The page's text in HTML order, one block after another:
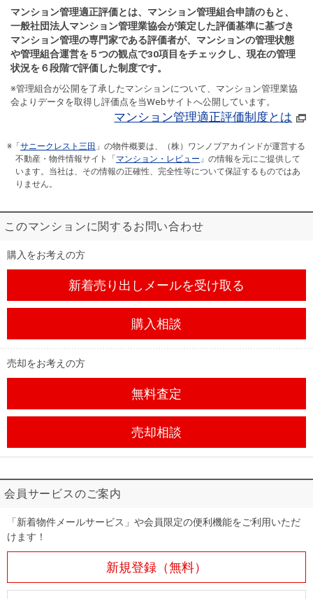
マンション管理適正評価とは、マンション管理組合申請のもと、
一般社団法人マンション管理業協会が策定した評価基準に基づき
マンション管理の専門家である評価者が、マンションの管理状態
や管理組合運営を５つの観点で30項目をチェックし、現在の管理
状況を６段階で評価した制度です。
※管理組合が公開を了承したマンションについて、マンション管理業協
会よりデータを取得し評価点を当Webサイトへ公開しています。
マンション管理適正評価制度とは
※「 サニークレスト三田 」の物件概要は、（株）ワンノブアカインドが運営する
不動産・物件情報サイト「 マンション・レビュー 」の情報を元にご提供して
います。当社は、その情報の正確性、完全性等について保証するものではあ
りません。
このマンションに関するお問い合わせ
購入をお考えの方
新着売り出しメールを受け取る
購入相談
売却をお考えの方
無料査定
売却相談
会員サービスのご案内
「新着物件メールサービス」や会員限定の便利機能をご利用いただ
けます！
新規登録（無料）